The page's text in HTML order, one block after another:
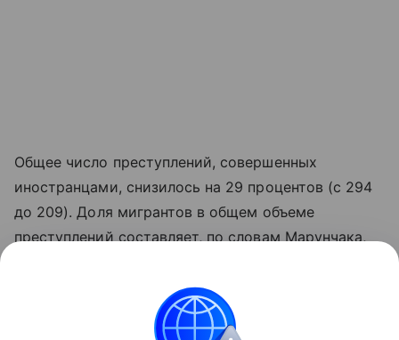
Общее число преступлений, совершенных
иностранцами, снизилось на 29 процентов (с 294
до 209). Доля мигрантов в общем объеме
преступлений составляет, по словам Марунчака,
Из Ростовской области выдворено почти шесть
тысяч человек. Для 88 процентов из них въезд в